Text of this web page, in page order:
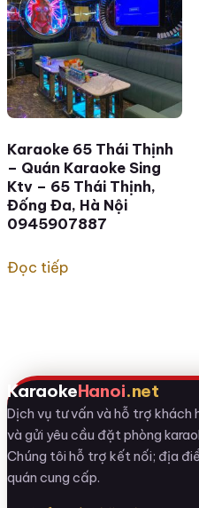
Karaoke 65 Thái Thịnh
– Quán Karaoke Sing
Ktv – 65 Thái Thịnh,
Đống Đa, Hà Nội
0945907887
Đọc tiếp
KaraokeHanoi.net
Dịch vụ tư vấn và hỗ trợ khách
và gửi yêu cầu đặt phòng
Chúng tôi hỗ trợ kết nối; địa
quán cung cấp.